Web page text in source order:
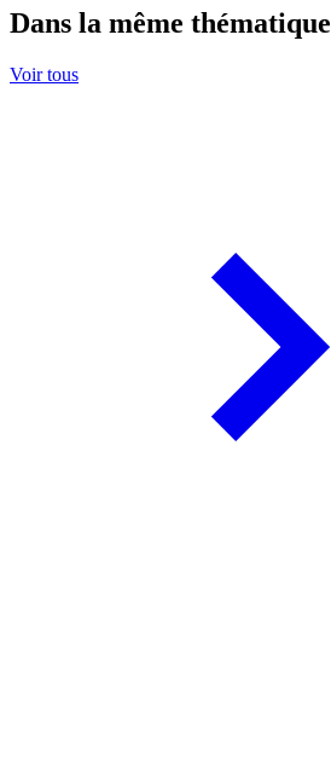
Dans la même thématique
Voir tous